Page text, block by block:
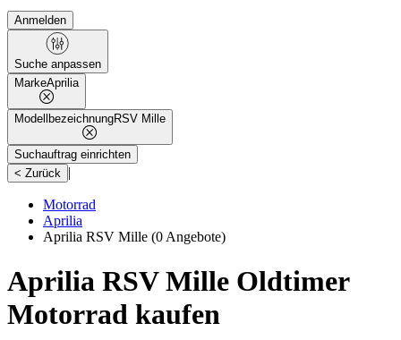
Anmelden
Suche anpassen
MarkeAprilia
ModellbezeichnungRSV Mille
Suchauftrag einrichten
< Zurück |
Motorrad
Aprilia
Aprilia RSV Mille (0 Angebote)
Aprilia RSV Mille Oldtimer
Motorrad kaufen